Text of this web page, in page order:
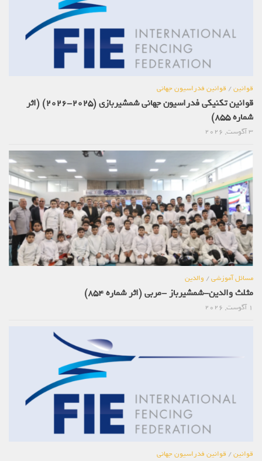
قوانین/قوانین فدراسیون جهانی
قوانین تکنیکی فدراسیون جهانی شمشیربازی (2025-2026) (اثر
شماره 855)
مسائل آموزشی/والدین
مثلث والدین-شمشیرباز -مربی (اثر شماره 854)
قوانین/قوانین فدراسیون جهانی